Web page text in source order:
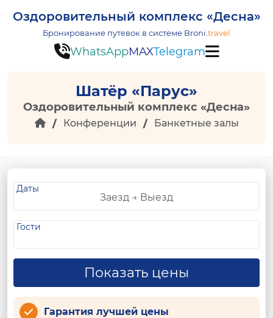
Оздоровительный комплекс «Десна»
Бронирование путевок в системе Broni. travel
WhatsAppMAXTelegram
Шатёр «Парус»
Оздоровительный комплекс «Десна»
Конференции Банкетные залы
Даты
Гости
Показать цены
Гарантия лучшей цены